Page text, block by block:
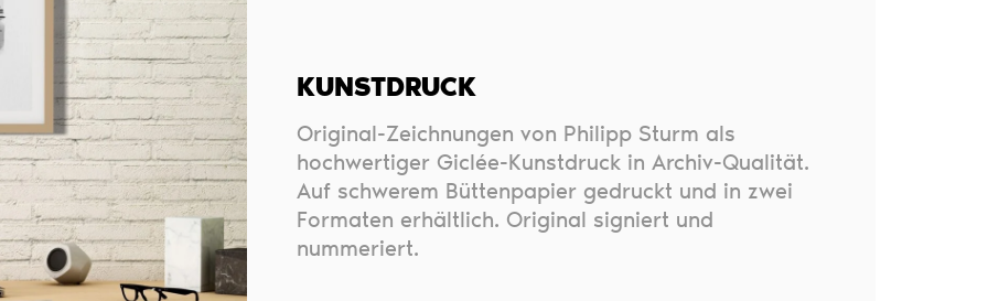
KUNSTDRUCK
Original-Zeichnungen von Philipp Sturm als
hochwertiger Giclée-Kunstdruck in Archiv-Qualität.
Auf schwerem Büttenpapier gedruckt und in zwei
Formaten erhältlich. Original signiert und
nummeriert.